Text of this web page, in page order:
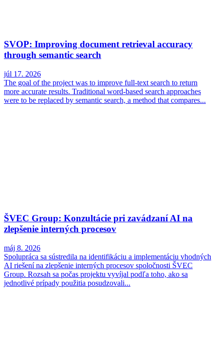
SVOP: Improving document retrieval accuracy
through semantic search
júl 17. 2026
The goal of the project was to improve full-text search to return
more accurate results. Traditional word-based search approaches
were to be replaced by semantic search, a method that compares...
ŠVEC Group: Konzultácie pri zavádzaní AI na
zlepšenie interných procesov
máj 8. 2026
Spolupráca sa sústredila na identifikáciu a implementáciu vhodných
AI riešení na zlepšenie interných procesov spoločnosti ŠVEC
Group. Rozsah sa počas projektu vyvíjal podľa toho, ako sa
jednotlivé prípady použitia posudzovali...